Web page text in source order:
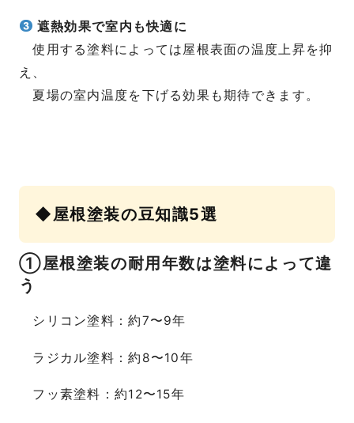
遮熱効果で室内も快適に
使用する塗料によっては屋根表面の温度上昇を抑
え、
夏場の室内温度を下げる効果も期待できます。
◆屋根塗装の豆知識5選
①屋根塗装の耐用年数は塗料によって違
う
シリコン塗料：約7〜9年
ラジカル塗料：約8〜10年
フッ素塗料：約12〜15年